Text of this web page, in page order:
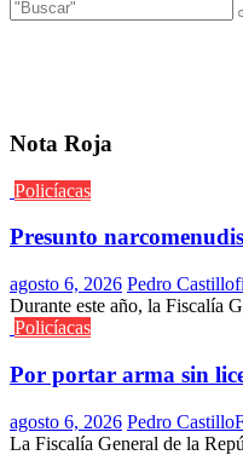
Nota Roja
Policíacas
Presunto
agosto 6, 2026 Pedro Castillo
Durante este año, la Fiscalía
Policíacas
Por portar arma sin
agosto 6, 2026 Pedro Castillo
La Fiscalía General de la